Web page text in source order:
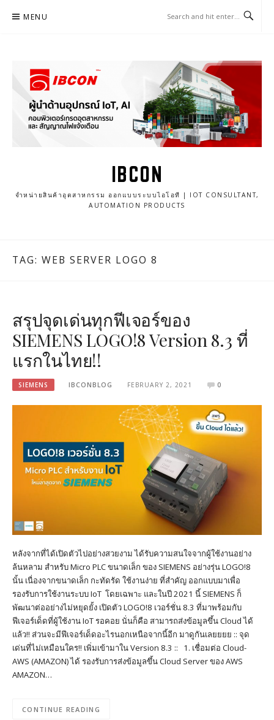
MENU
IBCON
จำหน่ายสินค้าอุตสาหกรรม ออกแบบระบบไอโอที | IOT CONSULTANT,
AUTOMATION PRODUCTS
TAG: WEB SERVER LOGO 8
สรุปจุดเด่นทุกฟีเจอร์ของ
SIEMENS LOGO!8 Version 8.3 ที่
แรกในไทย!!
SIEMENS IBCONBLOG FEBRUARY 2, 2021 0
หลังจากที่ได้เปิดตัวไปอย่างสวยงาม ได้รับความสนใจจากผู้ใช้งานอย่าง
ล้นหลาม สำหรับ Micro PLC ขนาดเล็ก ของ SIEMENS อย่างรุ่น LOGO!8
นั้น เนื่องจากขนาดเล็ก กะทัดรัด ใช้งานง่าย ที่สำคัญ ออกแบบมาเพื่อ
รองรับการใช้งานระบบ IoT โดยเฉพาะ และในปี 2021 นี้ SIEMENS ก็
พัฒนาต่ออย่างไม่หยุดยั้ง เปิดตัว LOGO!8 เวอร์ชั่น 8.3 ที่มาพร้อมกับ
ฟีเจอร์เด็ดที่ผู้ใช้งาน IoT รอคอย นั่นก็คือ สามารถส่งข้อมูลขึ้น Cloud ได้
แล้ว!! ส่วนจะมีฟีเจอร์เด็ดอะไรนอกเหนือจากนี้อีก มาดูกันเลยยยย :: จุด
เด่นที่ไม่เหมือนใคร!! เพิ่มเข้ามาใน Version 8.3 :: 1. เชื่อมต่อ Cloud-
AWS (AMAZON) ได้ รองรับการส่งข้อมูลขึ้น Cloud Server ของ AWS
AMAZON…
CONTINUE READING